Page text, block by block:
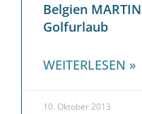
Belgien
Golfurlaub
WEITERLESEN »
10. Oktober 2013